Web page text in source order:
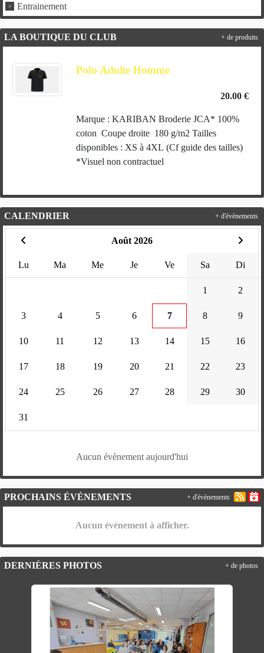
Entrainement
LA BOUTIQUE DU CLUB
Polo Adulte Homme
20.00 €
Marque : KARIBAN Broderie JCA* 100%
coton Coupe droite 180 g/m2 Tailles
disponibles : XS à 4XL (Cf guide des tailles)
*Visuel non contractuel
+ de produits
CALENDRIER
Août 2026
Lu Ma Me Je Ve Sa Di
1 2
3 4 5 6 7 8 9
10 11 12 13 14 15 16
17 18 19 20 21 22 23
24 25 26 27 28 29 30
31
Aucun évènement aujourd'hui
+ d'évènements
PROCHAINS ÉVÉNEMENTS
Aucun évènement à afficher.
+ d'évènements
DERNIÈRES PHOTOS + de photos